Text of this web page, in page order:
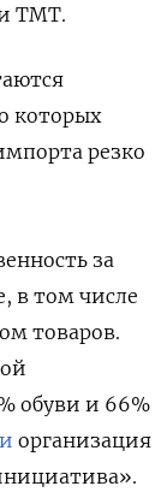
TMT.
которых
резко
за
в том числе
товаров.
обуви и 66%
организация